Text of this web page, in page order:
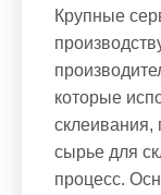
Крупные
которые
склеивания,
сырье для
процесс.